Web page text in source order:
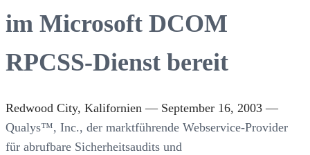
im Microsoft DCOM
RPCSS-Dienst bereit
Redwood City, Kalifornien — September 16, 2003 —
Qualys™, Inc., der marktführende Webservice-Provider
für abrufbare Sicherheitsaudits und